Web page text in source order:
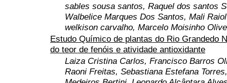
sables sousa santos, Raquel dos santos
Walbelice Marques Dos Santos, Mali
welkison carvalho, Marcelo Moisinho
Estudo Químico de plantas do Rio Grandedo
do teor de fenóis e atividade antioxidante
Laiza Cristina Carlos, Francisco Barros
Raoni Freitas, Sebastiana Estefana